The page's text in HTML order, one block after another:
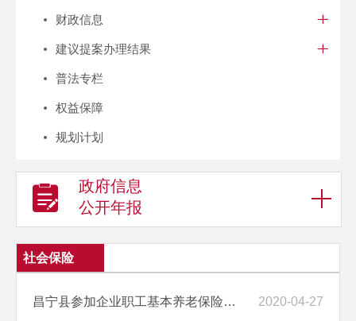
财政信息
建议提案办理结果
普法专栏
权益保障
规划计划
政府信息
公开年报
社会保险
昌宁县参加企业职工基本养老保险人员申请提前退休公示表 2020-04-27